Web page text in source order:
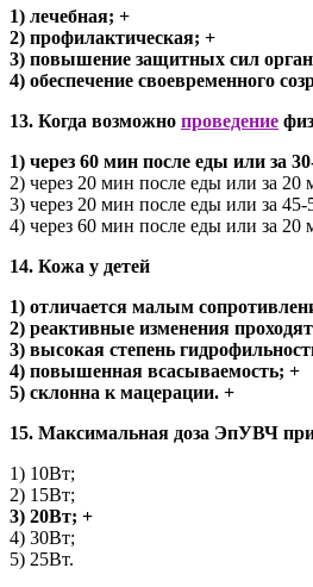
1) лечебная; +
2) профилактическая; +
3) повышение защитных сил
4) обеспечение своевременного
13. Когда возможно проведение
1) через 60 мин после еды или за
2) через 20 мин после еды или за
3) через 20 мин после еды или за
4) через 60 мин после еды или за
14. Кожа у детей
1) отличается малым
2) реактивные изменения
3) высокая степень
4) повышенная всасываемость; +
5) склонна к мацерации. +
15. Максимальная доза ЭпУВЧ при
1) 10Вт;
2) 15Вт;
3) 20Вт; +
4) 30Вт;
5) 25Вт.